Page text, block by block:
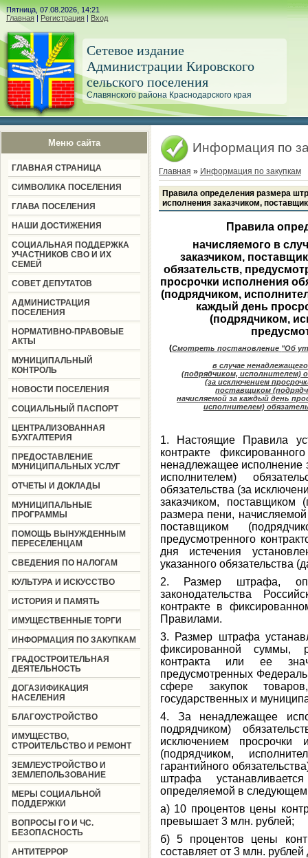
Пятница, 07.08.2026, 14:21
Главная | Регистрация | Вход
Сетевое издание
Администрации Кировского
сельского поселения
Славянского района Краснодарского края
Меню сайта
ГЛАВНАЯ СТРАНИЦА
СИМВОЛИКА ПОСЕЛЕНИЯ
ГЛАВА ПОСЕЛЕНИЯ
НАШИ ДОСТИЖЕНИЯ
СОЦИАЛЬНАЯ ПОДДЕРЖКА
УЧАСТНИКОВ СВО И ИХ
СЕМЕЙ
СОВЕТ ДЕПУТАТОВ
АДМИНИСТРАЦИЯ
ПОСЕЛЕНИЯ
НОРМАТИВНО-ПРАВОВЫЕ
АКТЫ
МУНИЦИПАЛЬНЫЙ
КОНТРОЛЬ
НОВОСТИ ПОСЕЛЕНИЯ
СОЦИАЛЬНЫЙ ПАСПОРТ
ЦЕНТРАЛИЗОВАННАЯ
БУХГАЛТЕРИЯ
ПРЕДОСТАВЛЕНИЕ
МУНИЦИПАЛЬНЫХ УСЛУГ
ОТЧЕТЫ И ДОКЛАДЫ
МУНИЦИПАЛЬНЫЕ
ПРОГРАММЫ
ПОМОЩЬ ВЫНУЖДЕННЫМ
ПЕРЕСЕЛЕНЦАМ
СВЕДЕНИЯ ПО НАЛОГАМ
КУЛЬТУРА И ИСКУССТВО
ИСТОРИЯ И ПАМЯТЬ
ИМУЩЕСТВЕННЫЕ ТОРГИ
ИНФОРМАЦИЯ ПО ЗАКУПКАМ
ГРАДОСТРОИТЕЛЬНАЯ
ДЕЯТЕЛЬНОСТЬ
ДОГАЗИФИКАЦИЯ
НАСЕЛЕНИЯ
БЛАГОУСТРОЙСТВО
ИМУЩЕСТВО,
СТРОИТЕЛЬСТВО И РЕМОНТ
ЗЕМЛЕУСТРОЙСТВО И
ЗЕМЛЕПОЛЬЗОВАНИЕ
МЕРЫ СОЦИАЛЬНОЙ
ПОДДЕРЖКИ
ВОПРОСЫ ГО И ЧС.
БЕЗОПАСНОСТЬ
АНТИТЕРРОР
Информация по
Главная » Информация по закупкам
Правила определения размера
исполнения заказчиком,
Правила
начисляемого в
заказчиком,
обязательств,
просрочки исполнения
(подрядчиком,
каждый день
(подрядчиком,
(Смотреть постановление "Об
в случае
(подрядчиком, исполнителем)
(за исключением
поставщиком
начисляемой за каждый день
исполнителем)
1. Настоящие Правила
контракте
ненадлежащее исполнение
исполнителем)
обязательства (за
заказчиком, поставщиком
размера пени,
поставщиком
предусмотренного
дня истечения
указанного обязательства
2. Размер штрафа,
законодательства
контракте в
Правилами.
3. Размер штрафа
фиксированной суммы,
контракта или ее
предусмотренных
сфере закупок
государственных и
4. За ненадлежащее
подрядчиком)
исключением просрочки
(подрядчиком,
гарантийного
штрафа
определяемой в следующем
а) 10 процентов цены
превышает 3 млн. рублей;
б) 5 процентов цены
составляет от 3 млн.